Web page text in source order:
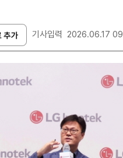
기사입력 2026.06.17